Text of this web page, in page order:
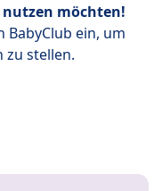
nutzen möchten!
BabyClub ein, um
zu stellen.